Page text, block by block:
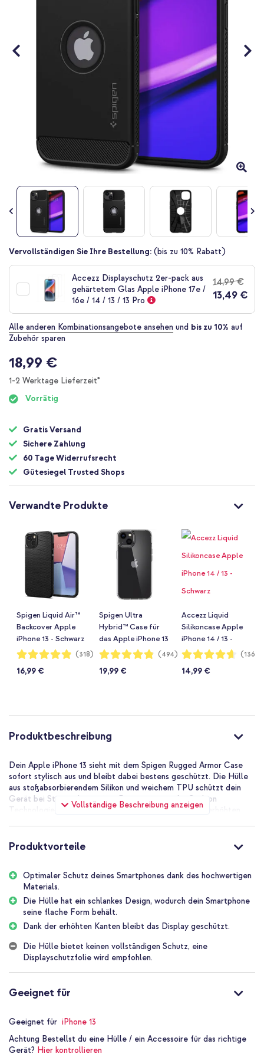
Zum
Bildgalerie
springen
Vervollständigen Sie Ihre Bestellung: (bis zu 10% Rabatt)
Accezz Displayschutz 2er-pack aus
gehärtetem Glas Apple iPhone 17e /
16e / 14 / 13 / 13 Pro
14,99 €
13,49 €
Alle anderen Kombinationsangebote ansehen und bis zu 10% auf
Zubehör sparen
18,99 €
1-2 Werktage Lieferzeit*
Vorrätig
Gratis Versand
Sichere Zahlung
60 Tage Widerrufsrecht
Gütesiegel Trusted Shops
Verwandte Produkte
Spigen Liquid Air™
Backcover Apple
iPhone 13 - Schwarz
Bewertung:
97%
(318)
16,99 €
Spigen Ultra
Hybrid™ Case für
das Apple iPhone 13
- Transparent
Bewertung:
96%
(494)
19,99 €
Accezz Liquid
Silikoncase Apple
iPhone 14 / 13 -
Schwarz
Bewertung:
93%
(1364)
14,99 €
Produktbeschreibung
Vollständige Beschreibung anzeigen
Dein Apple iPhone 13 sieht mit dem Spigen Rugged Armor Case
sofort stylisch aus und bleibt dabei bestens geschützt. Die Hülle
aus stoßabsorbierendem Silikon und weichem TPU schützt dein
Gerät bei Stürzen bis zu 2 m. Die integrierte Air Cushion
Technologie fängt Aufpralle an den Ecken ab und die erhöhten
starke Preis-Leistungs-Verhältnis und den wertigen Eindruck.
Armor Case:
Stoßabsorbierendes Silikon und weiches TPU schützen dein
iPhone 13 bei Stürzen und schonen die Technik
und reduziert das Risiko teurer Schäden
Gebürsteter Karboneffekt mit Anti-Rutsch-Rillen verbessert
Schlankes Design bewahrt die flache Form deines iPhone 13 und
bleibt taschentauglich
Hülle befestigen geht schnell und passt maßgenau, alle
Produktvorteile
Optimaler Schutz deines Smartphones dank des hochwertigen
Materials.
Die Hülle hat ein schlankes Design, wodurch dein Smartphone
seine flache Form behält.
Dank der erhöhten Kanten bleibt das Display geschützt.
Die Hülle bietet keinen vollständigen Schutz, eine
Displayschutzfolie wird empfohlen.
Geeignet für
Geeignet für iPhone 13
Achtung Bestellst du eine Hülle / ein Accessoire für das richtige
Gerät? Hier kontrollieren